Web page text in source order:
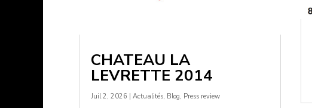
CHATEAU LA
LEVRETTE 2014
Juil 2, 2026 Actualités, Blog, Press review